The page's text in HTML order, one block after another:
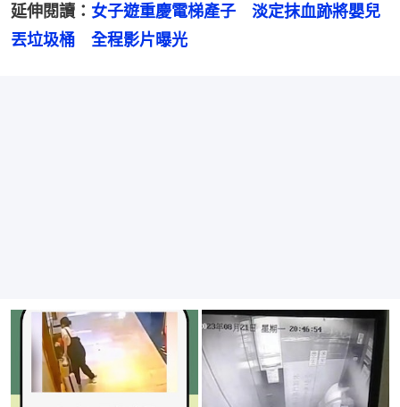
延伸閱讀： 女子遊重慶電梯產子　淡定抹血跡將嬰兒
丟垃圾桶　全程影片曝光